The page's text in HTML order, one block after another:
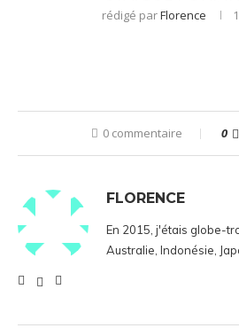
rédigé parFlorence
0 commentaire 0
FLORENCE
En 2015, j'étais globe-
Australie, Indonésie,